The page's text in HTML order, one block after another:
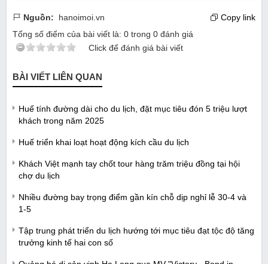
Nguồn: hanoimoi.vn
Copy link
Tổng số điểm của bài viết là: 0 trong 0 đánh giá
Click để đánh giá bài viết
BÀI VIẾT LIÊN QUAN
Huế tính đường dài cho du lịch, đặt mục tiêu đón 5 triệu lượt
khách trong năm 2025
Huế triển khai loạt hoạt động kích cầu du lịch
Khách Việt mạnh tay chốt tour hàng trăm triệu đồng tại hội
chợ du lịch
Nhiều đường bay trọng điểm gần kín chỗ dịp nghỉ lễ 30-4 và
1-5
Tập trung phát triển du lịch hướng tới mục tiêu đạt tộc độ tăng
trưởng kinh tế hai con số